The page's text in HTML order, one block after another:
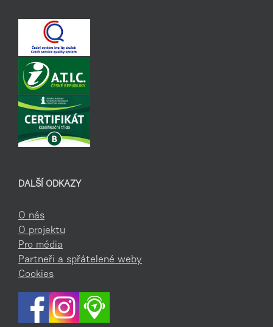
DALŠÍ ODKAZY
O nás
O projektu
Pro média
Partneři a spřátelené weby
Cookies